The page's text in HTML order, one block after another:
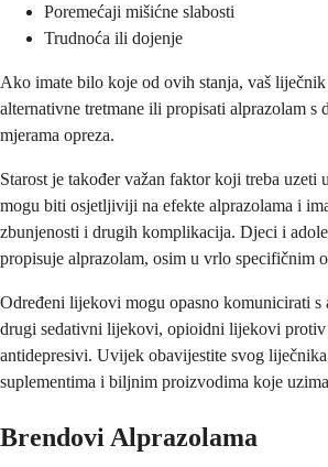
Poremećaji mišićne slabosti
Trudnoća ili dojenje
Ako imate bilo koje od ovih stanja, vaš liječnik
alternativne tretmane ili propisati alprazolam s
mjerama opreza.
Starost je također važan faktor koji treba uzeti
mogu biti osjetljiviji na efekte alprazolama i
zbunjenosti i drugih komplikacija. Djeci i
propisuje alprazolam, osim u vrlo specifičnim
Određeni lijekovi mogu opasno komunicirati s
drugi sedativni lijekovi, opioidni lijekovi
antidepresivi. Uvijek obavijestite svog
suplementima i biljnim proizvodima koje
Brendovi Alprazolama